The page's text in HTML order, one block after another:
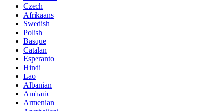
Czech
Afrikaans
Swedish
Polish
Basque
Catalan
Esperanto
Hindi
Lao
Albanian
Amharic
Armenian